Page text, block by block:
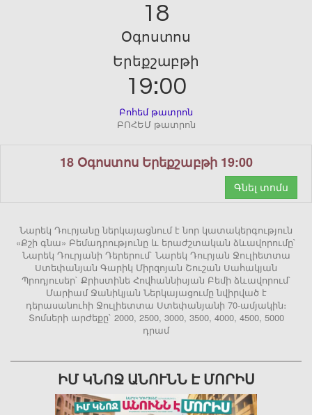
18
Օգոստոս
Երեքշաբթի
19:00
Բոհեմ թատրոն
ԲՈՀԵՄ թատրոն
18 Օգոստոս Երեքշաբթի 19:00
Գնել տոմս
Նարեկ Դուրյանը ներկայացնում է նոր կատակերգություն
«Քշի գնա» Բեմադրությունը և երաժշտական ձևավորումը`
Նարեկ Դուրյանի Դերերում` Նարեկ Դուրյան Ջուլիետտա
Ստեփանյան Գարիկ Միրզոյան Շուշան Սահակյան
Պրոդյուսեր` Քրիստինե Հովհաննիսյան Բեմի ձևավորում`
Մարիամ Ջանիկյան Ներկայացումը նվիրված է
դերասանուհի Ջուլիետտա Ստեփանյանի 70-ամյակին։
Տոմսերի արժեքը` 2000, 2500, 3000, 3500, 4000, 4500, 5000
դրամ
ԻՄ ԿՆՈՋ ԱՆՈՒՆՆ Է ՄՈՐԻՍ